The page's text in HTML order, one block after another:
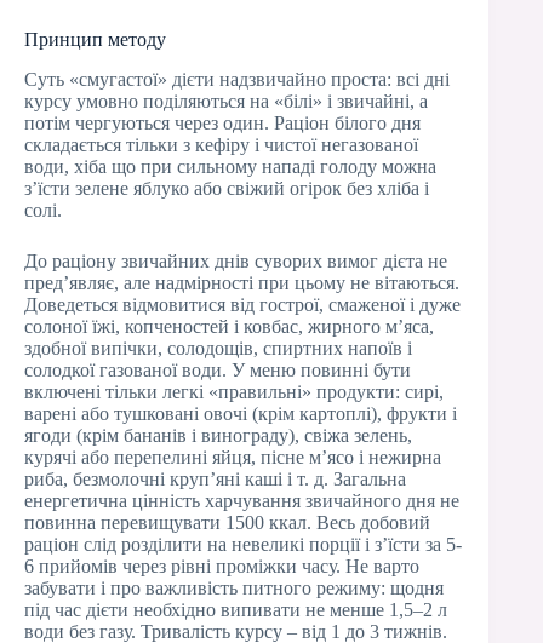
Принцип методу
Суть «смугастої» дієти надзвичайно проста: всі дні
курсу умовно поділяються на «білі» і звичайні, а
потім чергуються через один. Раціон білого дня
складається тільки з кефіру і чистої негазованої
води, хіба що при сильному нападі голоду можна
з’їсти зелене яблуко або свіжий огірок без хліба і
солі.
До раціону звичайних днів суворих вимог дієта не
пред’являє, але надмірності при цьому не вітаються.
Доведеться відмовитися від гострої, смаженої і дуже
солоної їжі, копченостей і ковбас, жирного м’яса,
здобної випічки, солодощів, спиртних напоїв і
солодкої газованої води. У меню повинні бути
включені тільки легкі «правильні» продукти: сирі,
варені або тушковані овочі (крім картоплі), фрукти і
ягоди (крім бананів і винограду), свіжа зелень,
курячі або перепелині яйця, пісне м’ясо і нежирна
риба, безмолочні круп’яні каші і т. д. Загальна
енергетична цінність харчування звичайного дня не
повинна перевищувати 1500 ккал. Весь добовий
раціон слід розділити на невеликі порції і з’їсти за 5-
6 прийомів через рівні проміжки часу. Не варто
забувати і про важливість питного режиму: щодня
під час дієти необхідно випивати не менше 1,5–2 л
води без газу. Тривалість курсу – від 1 до 3 тижнів.